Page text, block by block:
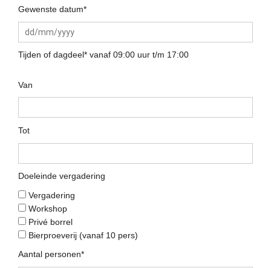
Gewenste datum*
Tijden of dagdeel* vanaf 09:00 uur t/m 17:00
Van
Tot
Doeleinde vergadering
Vergadering
Workshop
Privé borrel
Bierproeverij (vanaf 10 pers)
Aantal personen*